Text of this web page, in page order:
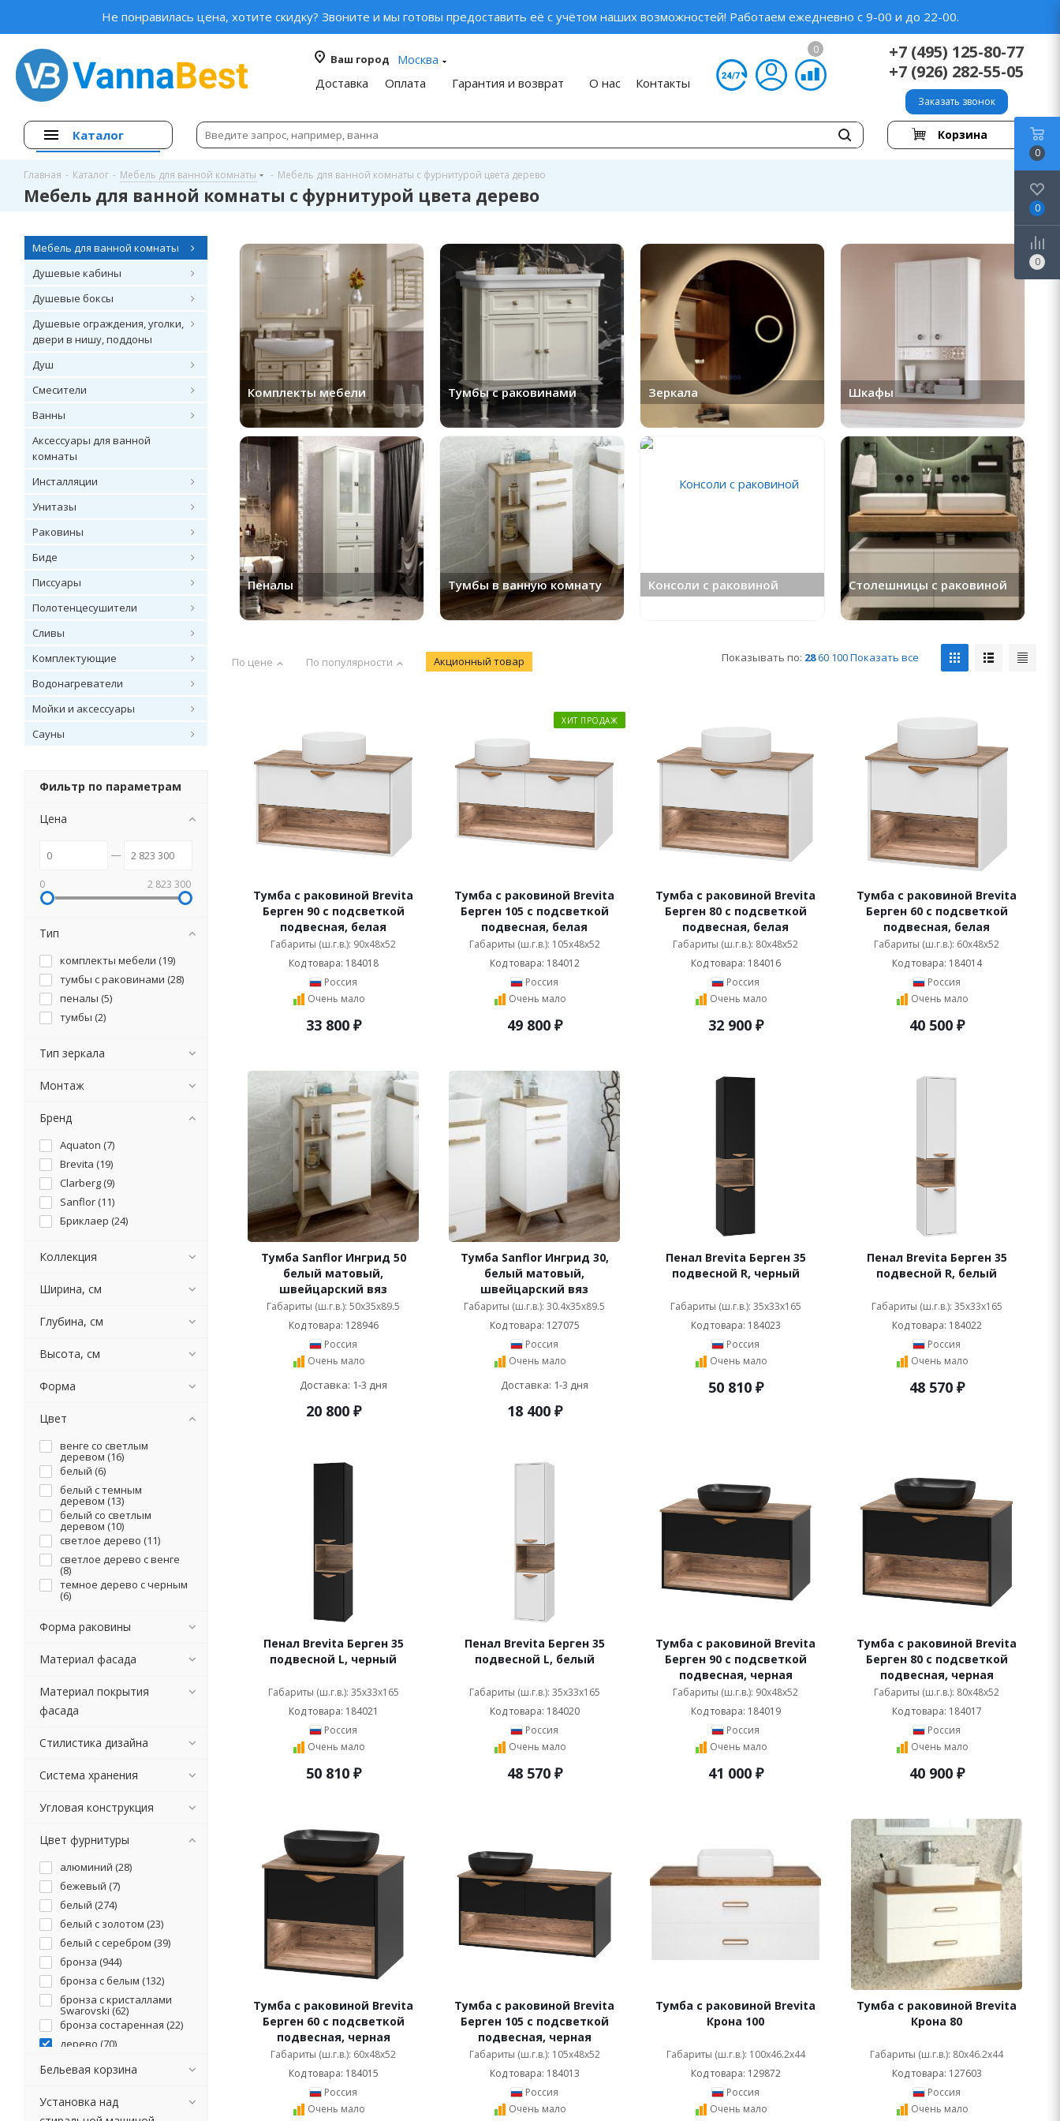
Не понравилась цена, хотите скидку? Звоните и мы готовы предоставить её с учётом наших возможностей! Работаем ежедневно с 9-00 и до 22-00.
Ваш город
Москва
Доставка
Оплата Гарантия и возврат О нас Контакты
0
+7 (495) 125-80-77
+7 (926) 282-55-05
Заказать звонок
Каталог Корзина
Главная - Каталог - Мебель для ванной комнаты - Мебель для ванной комнаты с фурнитурой цвета дерево
Мебель для ванной комнаты с фурнитурой цвета дерево
Комплекты мебели Тумбы с раковинами Зеркала Шкафы
Пеналы Тумбы в ванную комнату Консоли с раковиной Столешницы с раковиной
По цене По популярности Акционный товар Показывать по: 28 60 100Показать все
Тумба с раковиной Brevita
Берген 90 с подсветкой
подвесная, белая
Габариты (ш.г.в.): 90x48x52
Код товара: 184018
Россия
Очень мало
33 800₽
ХИТ ПРОДАЖ
Тумба с раковиной Brevita
Берген 105 с подсветкой
подвесная, белая
Габариты (ш.г.в.): 105x48x52
Код товара: 184012
Россия
Очень мало
49 800₽
Тумба с раковиной Brevita
Берген 80 с подсветкой
подвесная, белая
Габариты (ш.г.в.): 80x48x52
Код товара: 184016
Россия
Очень мало
32 900₽
Тумба с раковиной Brevita
Берген 60 с подсветкой
подвесная, белая
Габариты (ш.г.в.): 60x48x52
Код товара: 184014
Россия
Очень мало
40 500₽
Тумба Sanflor Ингрид 50
белый матовый,
швейцарский вяз
Габариты (ш.г.в.): 50x35x89.5
Код товара: 128946
Россия
Очень мало
Доставка: 1-3 дня
20 800₽
Тумба Sanflor Ингрид 30,
белый матовый,
швейцарский вяз
Габариты (ш.г.в.): 30.4x35x89.5
Код товара: 127075
Россия
Очень мало
Доставка: 1-3 дня
18 400₽
Пенал Brevita Берген 35
подвесной R, черный
Габариты (ш.г.в.): 35x33x165
Код товара: 184023
Россия
Очень мало
50 810₽
Пенал Brevita Берген 35
подвесной R, белый
Габариты (ш.г.в.): 35x33x165
Код товара: 184022
Россия
Очень мало
48 570₽
Пенал Brevita Берген 35
подвесной L, черный
Габариты (ш.г.в.): 35x33x165
Код товара: 184021
Россия
Очень мало
50 810₽
Пенал Brevita Берген 35
подвесной L, белый
Габариты (ш.г.в.): 35x33x165
Код товара: 184020
Россия
Очень мало
48 570₽
Тумба с раковиной Brevita
Берген 90 с подсветкой
подвесная, черная
Габариты (ш.г.в.): 90x48x52
Код товара: 184019
Россия
Очень мало
41 000₽
Тумба с раковиной Brevita
Берген 80 с подсветкой
подвесная, черная
Габариты (ш.г.в.): 80x48x52
Код товара: 184017
Россия
Очень мало
40 900₽
Тумба с раковиной Brevita
Берген 60 с подсветкой
подвесная, черная
Габариты (ш.г.в.): 60x48x52
Код товара: 184015
Россия
Очень мало
Тумба с раковиной Brevita
Берген 105 с подсветкой
подвесная, черная
Габариты (ш.г.в.): 105x48x52
Код товара: 184013
Россия
Очень мало
Тумба с раковиной Brevita
Крона 100
Габариты (ш.г.в.): 100x46.2x44
Код товара: 129872
Россия
Очень мало
Тумба с раковиной Brevita
Крона 80
Габариты (ш.г.в.): 80x46.2x44
Код товара: 127603
Россия
Очень мало
Мебель для ванной комнаты
Душевые кабины
Душевые боксы
Душевые ограждения, уголки,
двери в нишу, поддоны
Душ
Смесители
Ванны
Аксессуары для ванной
комнаты
Инсталляции
Унитазы
Раковины
Биде
Писсуары
Полотенцесушители
Сливы
Комплектующие
Водонагреватели
Мойки и аксессуары
Сауны
Фильтр по параметрам
Цена
0 2 823 300
Тип
комплекты мебели (19)
тумбы с раковинами (28)
пеналы (5)
тумбы (2)
Тип зеркала
Монтаж
Бренд
Aquaton (7)
Brevita (19)
Clarberg (9)
Sanflor (11)
Бриклаер (24)
Коллекция
Ширина, см
Глубина, см
Высота, см
Форма
Цвет
венге со светлым
деревом (16)
белый (6)
белый с темным
деревом (13)
белый со светлым
деревом (10)
светлое дерево (11)
светлое дерево с венге
(8)
темное дерево с черным
(6)
Форма раковины
Материал фасада
Материал покрытия
фасада
Стилистика дизайна
Система хранения
Угловая конструкция
Цвет фурнитуры
алюминий (28)
бежевый (7)
белый (274)
белый с золотом (23)
белый с серебром (39)
бронза (944)
бронза с белым (132)
бронза с кристаллами
Swarovski (62)
бронза состаренная (22)
дерево (70)
золото с кристаллами
золотой (13
Бельевая корзина
Установка над
0
0
0